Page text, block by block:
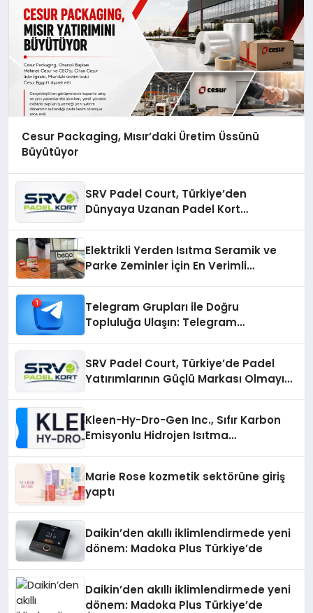
Cesur Packaging, Mısır’daki Üretim Üssünü
Büyütüyor
SRV Padel Court, Türkiye’den
Dünyaya Uzanan Padel Kort
Elektrikli Yerden Isıtma Seramik ve
Parke Zeminler İçin En Verimli
Telegram Grupları ile Doğru
Topluluğa Ulaşın: Telegram
SRV Padel Court, Türkiye’de Padel
Yatırımlarının Güçlü Markası Olmayı
Kleen-Hy-Dro-Gen Inc., Sıfır Karbon
Emisyonlu Hidrojen Isıtma
Marie Rose kozmetik sektörüne giriş
yaptı
Daikin’den akıllı iklimlendirmede yeni
dönem: Madoka Plus Türkiye’de
Daikin’den akıllı iklimlendirmede yeni
dönem: Madoka Plus Türkiye’de